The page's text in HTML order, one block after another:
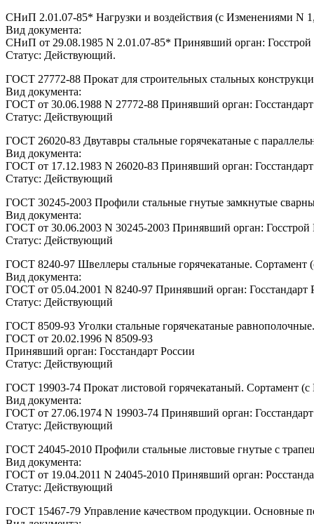
СНиП 2.01.07-85* Нагрузки и воздействия (с Изменениями N
Вид документа:
СНиП от 29.08.1985 N 2.01.07-85* Принявший орган:
Статус: Действующий.
ГОСТ 27772-88 Прокат для строительных стальных
Вид документа:
ГОСТ от 30.06.1988 N 27772-88 Принявший орган:
Статус: Действующий
ГОСТ 26020-83 Двутавры стальные горячекатаные с
Вид документа:
ГОСТ от 17.12.1983 N 26020-83 Принявший орган:
Статус: Действующий
ГОСТ 30245-2003 Профили стальные гнутые замкнутые
Вид документа:
ГОСТ от 30.06.2003 N 30245-2003 Принявший орган: Госстрой
Статус: Действующий
ГОСТ 8240-97 Швеллеры стальные горячекатаные. Сортамент
Вид документа:
ГОСТ от 05.04.2001 N 8240-97 Принявший орган: Госстандарт
Статус: Действующий
ГОСТ 8509-93 Уголки стальные горячекатаные
ГОСТ от 20.02.1996 N 8509-93
Принявший орган: Госстандарт России
Статус: Действующий
ГОСТ 19903-74 Прокат листовой горячекатаный. Сортамент
Вид документа:
ГОСТ от 27.06.1974 N 19903-74 Принявший орган:
Статус: Действующий
ГОСТ 24045-2010 Профили стальные листовые гнутые с
Вид документа:
ГОСТ от 19.04.2011 N 24045-2010 Принявший орган:
Статус: Действующий
ГОСТ 15467-79 Управление качеством продукции. Основные